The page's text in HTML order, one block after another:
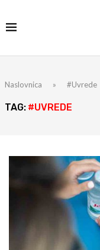
Naslovnica » #Uvrede
TAG: #UVREDE